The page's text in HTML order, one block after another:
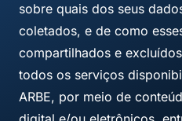
sobre quais dos seus
coletados, e de como
compartilhados e
todos os serviços
ARBE, por meio de